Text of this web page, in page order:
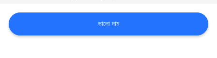
কেস
ভালো দাম